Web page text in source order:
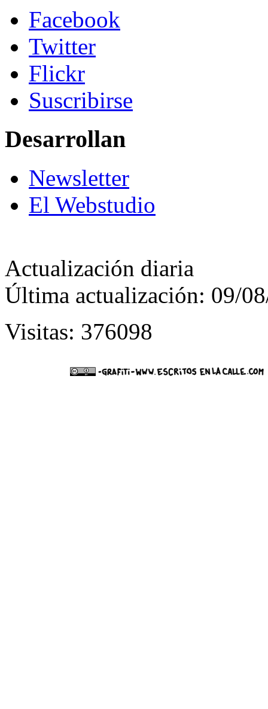
Facebook
Twitter
Flickr
Suscribirse
Desarrollan
Newsletter
El Webstudio
Actualización diaria
Última actualización: 09/
Visitas: 376098